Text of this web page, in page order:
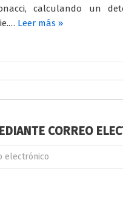
calculando un
Leer más »
CORREO